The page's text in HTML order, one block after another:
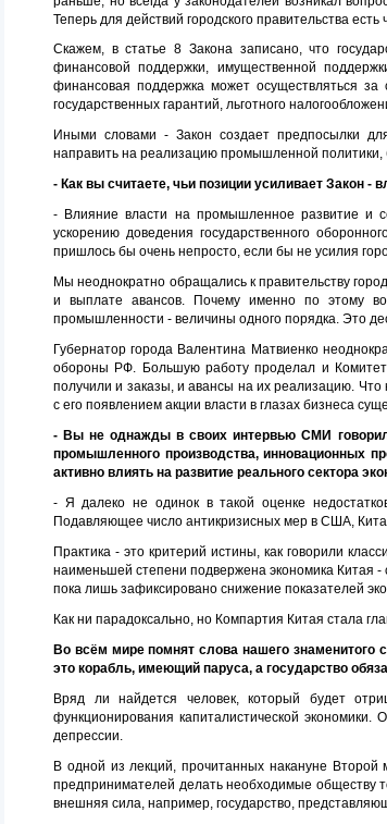
Теперь для действий городского правительства
Скажем, в статье 8 Закона записано, что
финансовой поддержки, имущественной
финансовая поддержка может осуществляться
государственных гарантий, льготного
Иными словами - Закон создает предпосылки
направить на реализацию промышленной политики,
- Как вы считаете, чьи позиции усиливает Закон -
- Влияние власти на промышленное развитие и
ускорению доведения государственного
пришлось бы очень непросто, если бы не усилия
Мы неоднократно обращались к правительству
и выплате авансов. Почему именно по этому
промышленности - величины одного порядка. Это
Губернатор города Валентина Матвиенко
обороны РФ. Большую работу проделал и
получили и заказы, и авансы на их реализацию.
с его появлением акции власти в глазах бизнеса
- Вы не однажды в своих интервью СМИ
промышленного производства, инновационных
активно влиять на развитие реального сектора
- Я далеко не одинок в такой оценке
Подавляющее число антикризисных мер в США,
Практика - это критерий истины, как говорили
наименьшей степени подвержена экономика Китая
пока лишь зафиксировано снижение показателей
Как ни парадоксально, но Компартия Китая стала
Во всём мире помнят слова нашего знаменитого
это корабль, имеющий паруса, а государство
Вряд ли найдется человек, который будет
функционирования капиталистической
депрессии.
В одной из лекций, прочитанных накануне Второй
предпринимателей делать необходимые обществу
внешняя сила, например, государство,